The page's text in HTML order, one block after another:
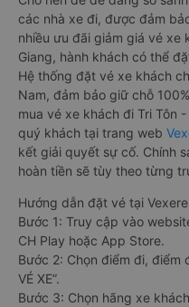
các nhà xe đi, được đảm
nhiều ưu đãi giảm giá vé xe
Giang, hành khách có thể
Hệ thống đặt vé xe khách
Nam, đảm bảo giữ chỗ
mua vé xe khách đi Tri Tôn
quý khách tại trang web
kết giải quyết sự cố. Chính
hoàn tiền sẽ tùy theo từng
Hướng dẫn đặt vé tại
Bước 1: Truy cập vào
CH Play hoặc App Store.
Bước 2: Chọn điểm đi, điểm
VÉ XE”.
Bước 3: Chọn hãng xe